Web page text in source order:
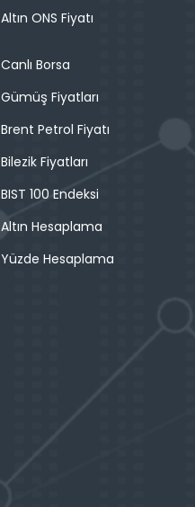
Altın ONS Fiyatı
Canlı Borsa
Gümüş Fiyatları
Brent Petrol Fiyatı
Bilezik Fiyatları
BIST 100 Endeksi
Altın Hesaplama
Yüzde Hesaplama